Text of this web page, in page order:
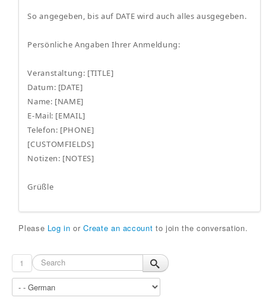
So angegeben, bis auf DATE wird auch alles ausgegeben.
Persönliche Angaben Ihrer Anmeldung:
Veranstaltung: [TITLE]
Datum: [DATE]
Name: [NAME]
E-Mail: [EMAIL]
Telefon: [PHONE]
[CUSTOMFIELDS]
Notizen: [NOTES]
Grüßle
Please Log in orCreate an account to join the conversation.
1